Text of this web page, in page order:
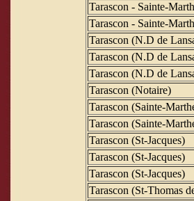
Tarascon - Sainte-
Tarascon - Sainte-
Tarascon (N.D de
Tarascon (N.D de
Tarascon (N.D de
Tarascon (Notaire)
Tarascon (Sainte-
Tarascon (Sainte-
Tarascon (St-Jacques)
Tarascon (St-Jacques)
Tarascon (St-Jacques)
Tarascon (St-Thomas